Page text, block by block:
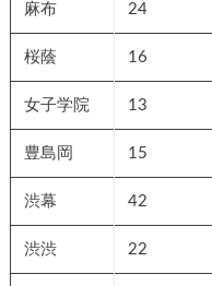
麻布 24
桜蔭 16
女子学院 13
豊島岡 15
渋幕 42
渋渋 22